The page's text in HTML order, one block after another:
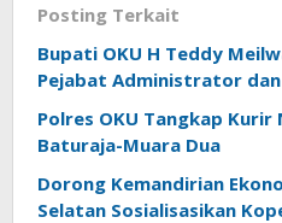
Posting Terkait
Bupati OKU H Teddy
Pejabat Administrator dan
Polres OKU Tangkap
Baturaja-Muara Dua
Dorong Kemandirian
Selatan Sosialisasikan